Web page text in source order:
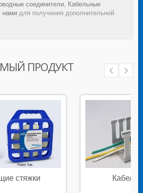
соединители, Кабельные
нами для получения дополнительной
ПРОДУКТ
стяжки